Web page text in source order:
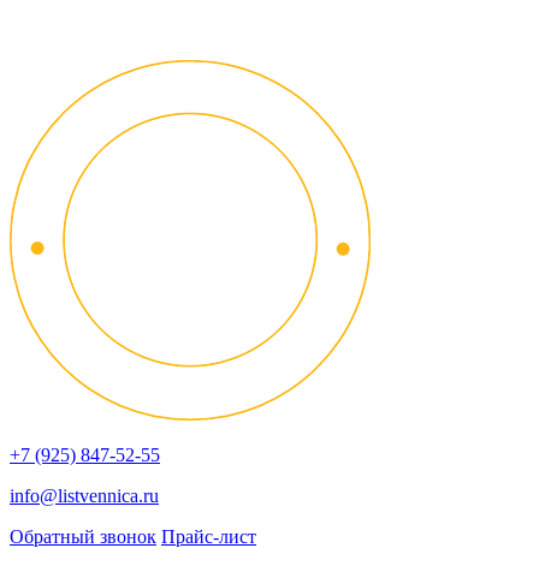
+7 (925) 847-52-55
info@listvennica.ru
Обратный звонок Прайс-лист